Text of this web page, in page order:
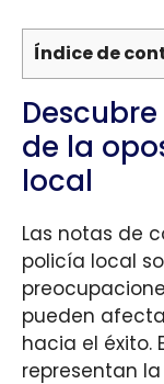
Índice de
de la
local
Las notas de
policía local
pueden
hacia el éxito.
representan